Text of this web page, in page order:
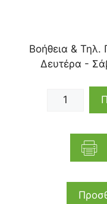
Βοήθεια & Τηλ.
Δευτέρα -